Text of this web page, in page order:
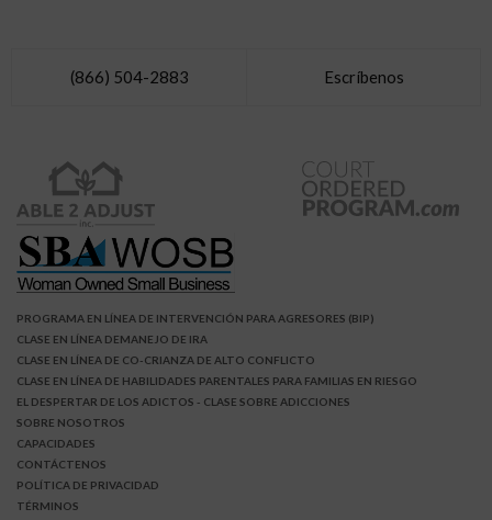
(866) 504-2883 Escríbenos
PROGRAMA EN LÍNEA DE INTERVENCIÓN PARA AGRESORES (BIP)
CLASE EN LÍNEA DEMANEJO DE IRA
CLASE EN LÍNEA DE CO-CRIANZA DE ALTO CONFLICTO
CLASE EN LÍNEA DE HABILIDADES PARENTALES PARA FAMILIAS EN RIESGO
EL DESPERTAR DE LOS ADICTOS - CLASE SOBRE ADICCIONES
SOBRE NOSOTROS
CAPACIDADES
CONTÁCTENOS
POLÍTICA DE PRIVACIDAD
TÉRMINOS